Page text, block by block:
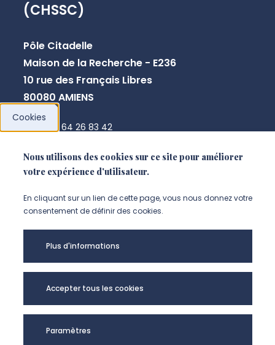
(CHSSC)
Pôle Citadelle
Maison de la Recherche - E236
10 rue des Français Libres
80080 AMIENS
+33 3 64 26 83 42
NOUS CONTACTER
Cookies
Nous utilisons des cookies sur ce site pour améliorer
votre expérience d'utilisateur.
En cliquant sur un lien de cette page, vous nous donnez votre
consentement de définir des cookies.
Plus d'informations
Accepter tous les cookies
Paramètres